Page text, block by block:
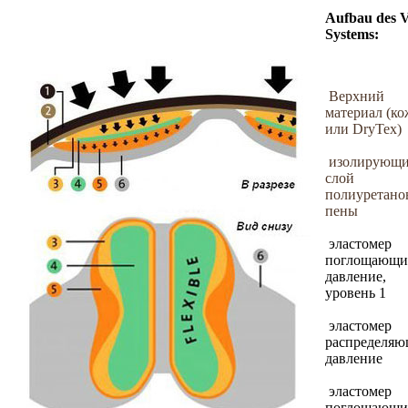
Aufbau des
Systems:
Верхний
материал
или DryTex)
слой
пены
эластомер
давление,
уровень 1
эластомер
давление
эластомер